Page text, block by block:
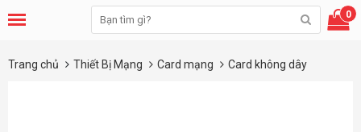
0
Trang chủ Thiết Bị Mạng Card mạng Card không dây